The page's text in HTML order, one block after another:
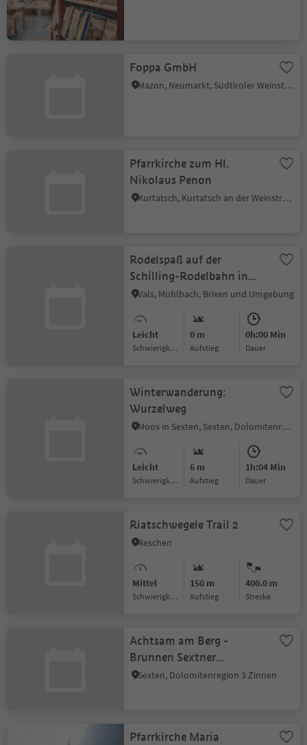
Foppa GmbH
Mazon, Neumarkt, Südtiroler Weinstraße
Pfarrkirche zum Hl.
Nikolaus Penon
Kurtatsch, Kurtatsch an der Weinstraße, Südtiroler Weinstraße
Rodelspaß auf der
Schilling-Rodelbahn in
Vals
Vals, Mühlbach, Brixen und Umgebung
Leicht
Schwierigkeitsgrad
0 m
Aufstieg
0h:00 Min
Dauer
Winterwanderung:
Wurzelweg
Moos in Sexten, Sexten, Dolomitenregion 3 Zinnen
Leicht
Schwierigkeitsgrad
6 m
Aufstieg
1h:04 Min
Dauer
Riatschwegele Trail 2
Reschen
Mittel
Schwierigkeitsgrad
150 m
Aufstieg
400.0 m
Strecke
Achtsam am Berg -
Brunnen Sextner
Rundweg, Sexten
Sexten, Dolomitenregion 3 Zinnen
Pfarrkirche Maria